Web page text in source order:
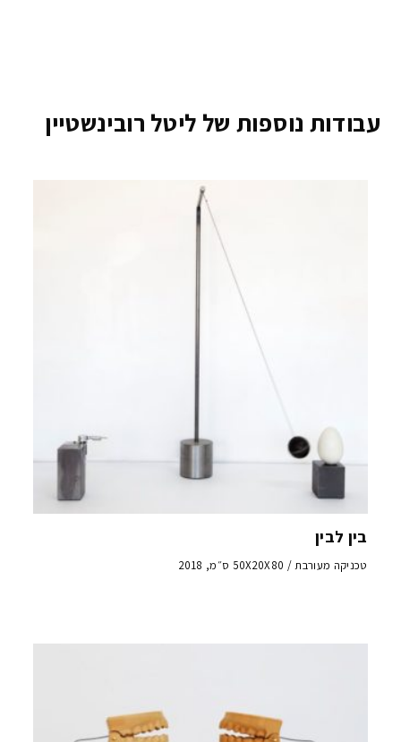
עבודות נוספות של ליטל רובינשטיין
בין לבין
טכניקה מעורבת / 50X20X80 ס״מ, 2018